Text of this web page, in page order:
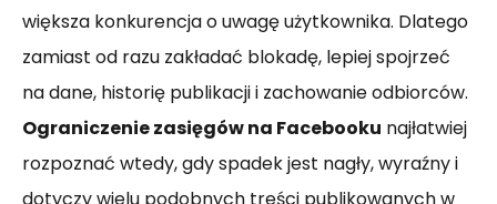
większa konkurencja o uwagę użytkownika. Dlatego
zamiast od razu zakładać blokadę, lepiej spojrzeć
na dane, historię publikacji i zachowanie odbiorców.
Ograniczenie zasięgów na Facebooku najłatwiej
rozpoznać wtedy, gdy spadek jest nagły, wyraźny i